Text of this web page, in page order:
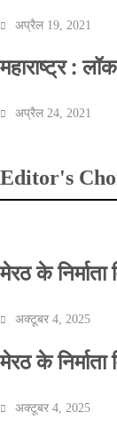
अप्रैल 19, 2021
महाराष्ट्र :
अप्रैल 24, 2021
Editor's
मेरठ के
अक्टूबर 4, 2025
मेरठ के
अक्टूबर 4, 2025